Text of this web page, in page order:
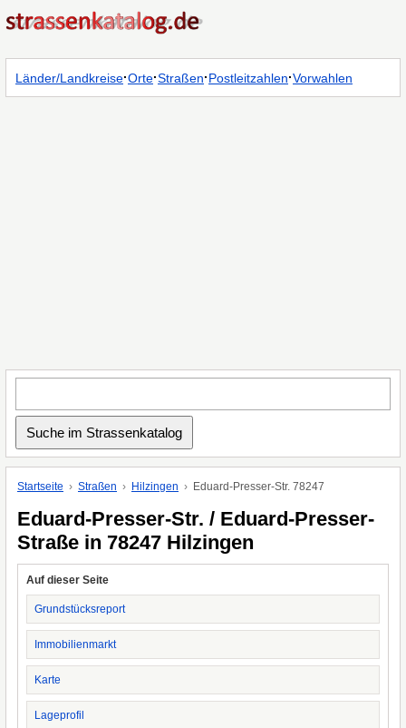
Länder/Landkreise·Orte·Straßen·Postleitzahlen·Vorwahlen
Startseite Straßen Hilzingen Eduard-Presser-Str. 78247
Eduard-Presser-Str. / Eduard-Presser-
Straße in 78247 Hilzingen
Auf dieser Seite
Grundstücksreport
Immobilienmarkt
Karte
Lageprofil